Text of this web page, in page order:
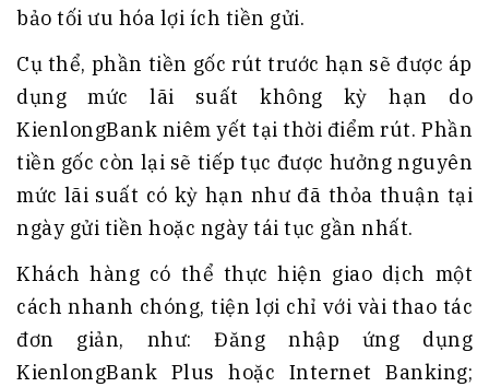
bảo tối ưu hóa lợi ích tiền gửi.
Cụ thể, phần tiền gốc rút trước hạn sẽ được áp
dụng mức lãi suất không kỳ hạn do
KienlongBank niêm yết tại thời điểm rút. Phần
tiền gốc còn lại sẽ tiếp tục được hưởng nguyên
mức lãi suất có kỳ hạn như đã thỏa thuận tại
ngày gửi tiền hoặc ngày tái tục gần nhất.
Khách hàng có thể thực hiện giao dịch một
cách nhanh chóng, tiện lợi chỉ với vài thao tác
đơn giản, như: Đăng nhập ứng dụng
KienlongBank Plus hoặc Internet Banking;